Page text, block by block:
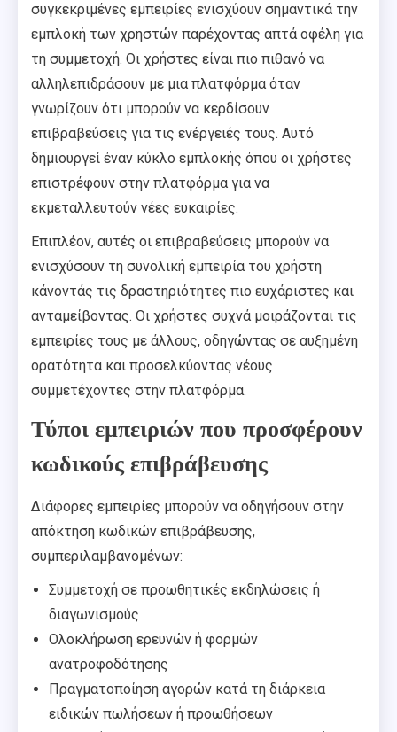
συγκεκριμένες εμπειρίες ενισχύουν σημαντικά την
εμπλοκή των χρηστών παρέχοντας απτά οφέλη για
τη συμμετοχή. Οι χρήστες είναι πιο πιθανό να
αλληλεπιδράσουν με μια πλατφόρμα όταν
γνωρίζουν ότι μπορούν να κερδίσουν
επιβραβεύσεις για τις ενέργειές τους. Αυτό
δημιουργεί έναν κύκλο εμπλοκής όπου οι χρήστες
επιστρέφουν στην πλατφόρμα για να
εκμεταλλευτούν νέες ευκαιρίες.
Επιπλέον, αυτές οι επιβραβεύσεις μπορούν να
ενισχύσουν τη συνολική εμπειρία του χρήστη
κάνοντάς τις δραστηριότητες πιο ευχάριστες και
ανταμείβοντας. Οι χρήστες συχνά μοιράζονται τις
εμπειρίες τους με άλλους, οδηγώντας σε αυξημένη
ορατότητα και προσελκύοντας νέους
συμμετέχοντες στην πλατφόρμα.
Τύποι εμπειριών που προσφέρουν
κωδικούς επιβράβευσης
Διάφορες εμπειρίες μπορούν να οδηγήσουν στην
απόκτηση κωδικών επιβράβευσης,
συμπεριλαμβανομένων:
Συμμετοχή σε προωθητικές εκδηλώσεις ή
διαγωνισμούς
Ολοκλήρωση ερευνών ή φορμών
ανατροφοδότησης
Πραγματοποίηση αγορών κατά τη διάρκεια
ειδικών πωλήσεων ή προωθήσεων